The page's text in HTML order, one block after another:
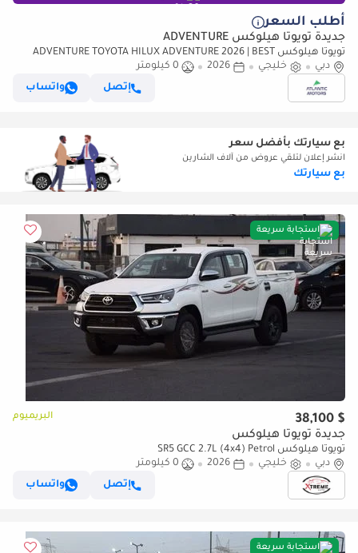
أطلب السعر
جديدة تويوتا هيلوكس ADVENTURE
تويوتا هيلوكس ADVENTURE TOYOTA HILUX ADVENTURE 2026 | BEST
EXPORT PRICE | (للتصدير فقط)
دبي خليجي 2026
0 كيلومتر
إتصل
واتساب
بع سيارتك بأفضل سعر
انشر إعلان لتلقي عروض من آلاف الشارين
بع سيارتك
استجابة سريعة
$ 38,100 البريميوم
جديدة تويوتا هيلوكس
تويوتا هيلوكس SR5 GCC 2.7L (4x4) Petrol
دبي
خليجي 2026
0 كيلومتر
إتصل
واتساب
استجابة سريعة